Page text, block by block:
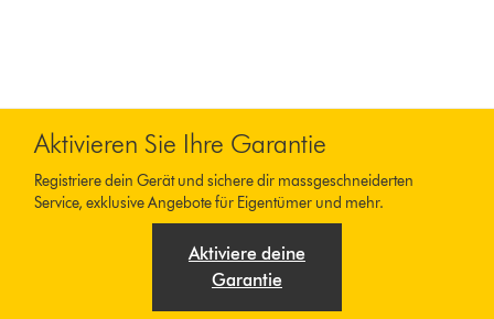
Aktivieren Sie Ihre Garantie
Registriere dein Gerät und sichere dir massgeschneiderten
Service, exklusive Angebote für Eigentümer und mehr.
Aktiviere deine
Garantie